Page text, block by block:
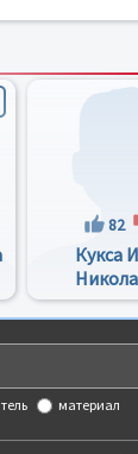
82
Кукса
материал